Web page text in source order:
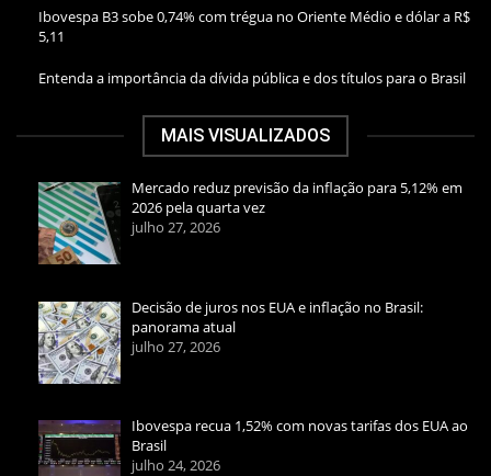
Ibovespa B3 sobe 0,74% com trégua no Oriente Médio e dólar a R$
5,11
Entenda a importância da dívida pública e dos títulos para o Brasil
MAIS VISUALIZADOS
Mercado reduz previsão da inflação para 5,12% em
2026 pela quarta vez
julho 27, 2026
Decisão de juros nos EUA e inflação no Brasil:
panorama atual
julho 27, 2026
Ibovespa recua 1,52% com novas tarifas dos EUA ao
Brasil
julho 24, 2026